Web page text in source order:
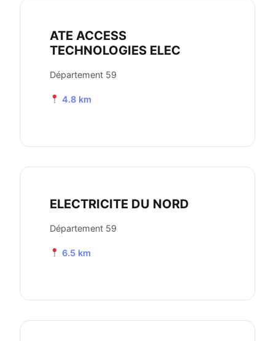
ATE ACCESS
TECHNOLOGIES ELEC
Département 59
4.8 km
ELECTRICITE DU NORD
Département 59
6.5 km